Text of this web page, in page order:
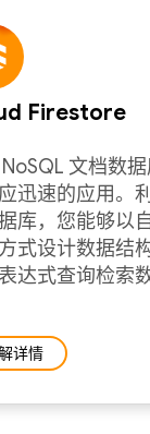
Firestore
文档数
迅速的应用。
库，您能够以
式设计数据结
达式查询检索数
详情